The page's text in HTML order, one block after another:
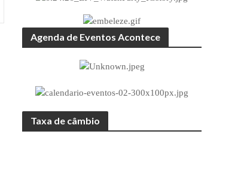
Agenda de Eventos Acontece
Taxa de câmbio